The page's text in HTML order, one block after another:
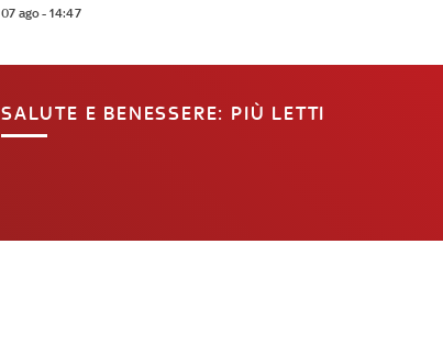
07 ago - 14:47
SALUTE E BENESSERE: PIÙ LETTI